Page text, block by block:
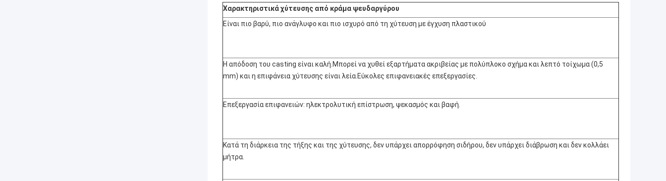
Χαρακτηριστικά χύτευσης από κράμα ψευδαργύρου
Είναι πιο βαρύ, πιο ανάγλυφο και πιο ισχυρό από τη χύτευση με έγχυση πλαστικού
Η απόδοση του casting είναι καλή.Μπορεί να χυθεί εξαρτήματα ακριβείας με πολύπλοκο σχήμα και λεπτό τοίχωμα (0,5
mm) και η επιφάνεια χύτευσης είναι λεία.Εύκολες επιφανειακές επεξεργασίες.
Επεξεργασία επιφανειών: ηλεκτρολυτική επίστρωση, ψεκασμός και βαφή.
Κατά τη διάρκεια της τήξης και της χύτευσης, δεν υπάρχει απορρόφηση σιδήρου, δεν υπάρχει διάβρωση και δεν κολλάει
μήτρα.